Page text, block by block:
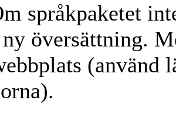
språkpaketet
ny översättning.
(använd